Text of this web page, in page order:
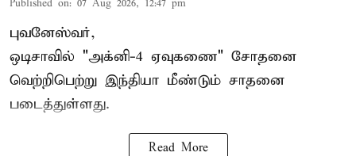
Published on: 07 Aug 2026, 12:47 pm
புவனேஸ்வர்,
ஒடிசாவில் "அக்னி-4 ஏவுகணை" சோதனை
வெற்றிபெற்று இந்தியா மீண்டும் சாதனை
படைத்துள்ளது.
Read More